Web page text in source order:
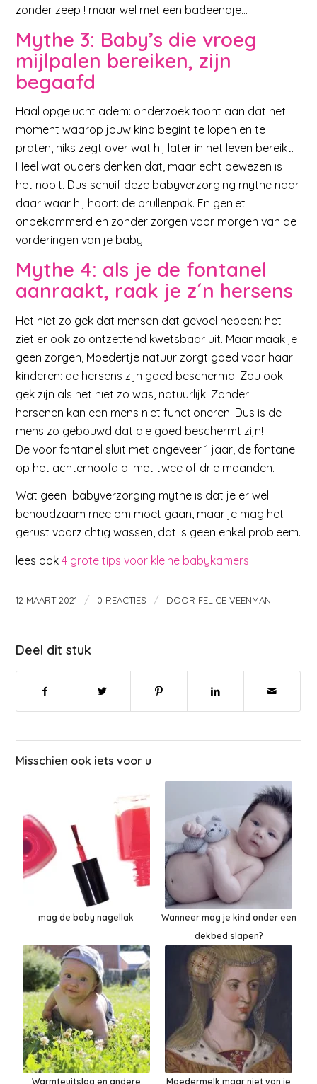
zonder zeep ! maar wel met een badeendje…
Mythe 3: Baby’s die vroeg
mijlpalen bereiken, zijn
begaafd
Haal opgelucht adem: onderzoek toont aan dat het
moment waarop jouw kind begint te lopen en te
praten, niks zegt over wat hij later in het leven bereikt.
Heel wat ouders denken dat, maar echt bewezen is
het nooit. Dus schuif deze babyverzorging mythe naar
daar waar hij hoort: de prullenpak. En geniet
onbekommerd en zonder zorgen voor morgen van de
vorderingen van je baby.
Mythe 4: als je de fontanel
aanraakt, raak je z´n hersens
Het niet zo gek dat mensen dat gevoel hebben: het
ziet er ook zo ontzettend kwetsbaar uit. Maar maak je
geen zorgen, Moedertje natuur zorgt goed voor haar
kinderen: de hersens zijn goed beschermd. Zou ook
gek zijn als het niet zo was, natuurlijk. Zonder
hersenen kan een mens niet functioneren. Dus is de
mens zo gebouwd dat die goed beschermt zijn!
De voor fontanel sluit met ongeveer 1 jaar, de fontanel
op het achterhoofd al met twee of drie maanden.
Wat geen babyverzorging mythe is dat je er wel
behoudzaam mee om moet gaan, maar je mag het
gerust voorzichtig wassen, dat is geen enkel probleem.
lees ook4 grote tips voor kleine babykamers
12 MAART 2021 / 0 REACTIES / DOOR FELICE VEENMAN
Deel dit stuk
Misschien ook iets voor u
mag de baby nagellak
Wanneer mag je kind onder een
dekbed slapen?
Warmteuitslag en andere Moedermelk maar niet van je